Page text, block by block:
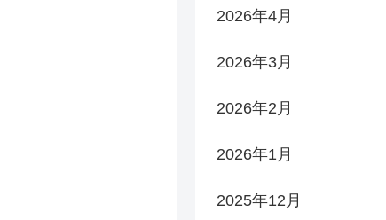
2026年4月
2026年3月
2026年2月
2026年1月
2025年12月